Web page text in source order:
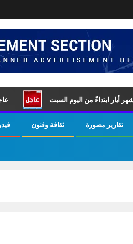
عاجل.. رسميًا من اليوم السبت
تقارير مصورة ثقافة وفنون